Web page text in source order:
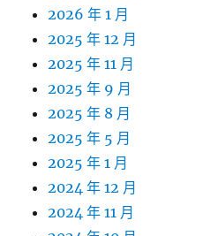
2026 年 1 月
2025 年 12 月
2025 年 11 月
2025 年 9 月
2025 年 8 月
2025 年 5 月
2025 年 1 月
2024 年 12 月
2024 年 11 月